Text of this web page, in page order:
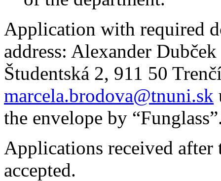
Application with required
address: Alexander
Študentská 2, 911 50
marcela.brodova@tnuni.sk
the envelope by
Applications received
accepted.